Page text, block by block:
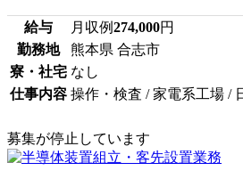
給与 月収例274,000円
勤務地
熊本県 合志市
寮・社宅 なし
仕事内容 操作・検査 / 家電系工場 /
募集が停止しています